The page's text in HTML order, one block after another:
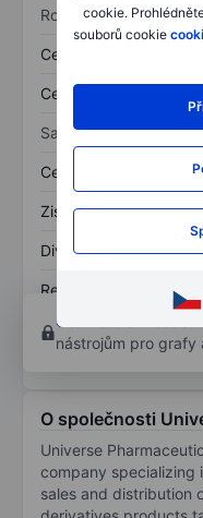
cookie.
souborů cookie
Rozvaha
Celková aktiva
Celkový dluh
Sazby
Cena/tržby
Zisk na akcii
Dividenda na akcii
Rentabilita kapitálu
Otevřete si účet
nástrojům pro grafy
O společnosti
Universe
company specializing
sales and distribution